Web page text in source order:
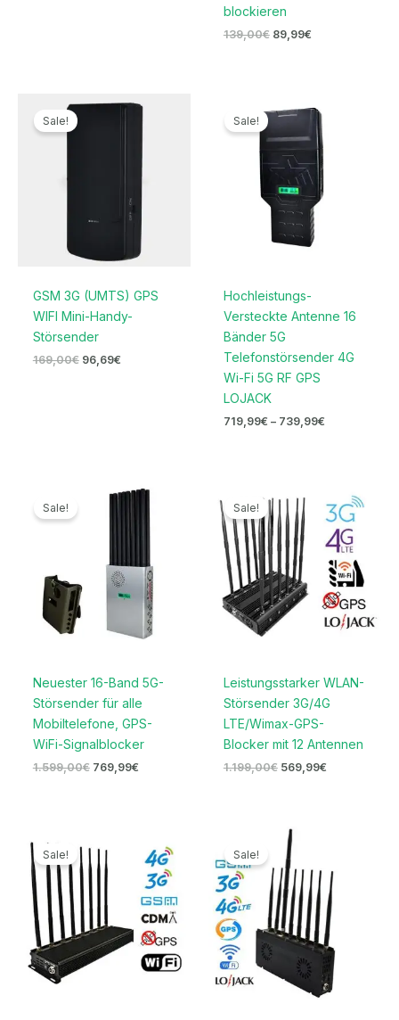
blockieren
139,00€ 89,99€
Sale!
GSM 3G (UMTS) GPS
WIFI Mini-Handy-
Störsender
169,00€ 96,69€
Sale!
Hochleistungs-
Versteckte Antenne 16
Bänder 5G
Telefonstörsender 4G
Wi-Fi 5G RF GPS
LOJACK
719,99€ – 739,99€
Sale!
Neuester 16-Band 5G-
Störsender für alle
Mobiltelefone, GPS-
WiFi-Signalblocker
1.599,00€
Ursprünglicher
Preis
769,99€
Aktueller
Sale!
Leistungsstarker WLAN-
Störsender 3G/4G
LTE/Wimax-GPS-
Blocker mit 12 Antennen
1.199,00€
Preis
war:
1.199,00€
569,99€
Preis
ist:
569,99€.
Sale!
Preis
war:
1.299,00€
Preis
ist:
669,99€.
Sale!
Ursprünglicher
Preis
war:
899,00€409,99€.